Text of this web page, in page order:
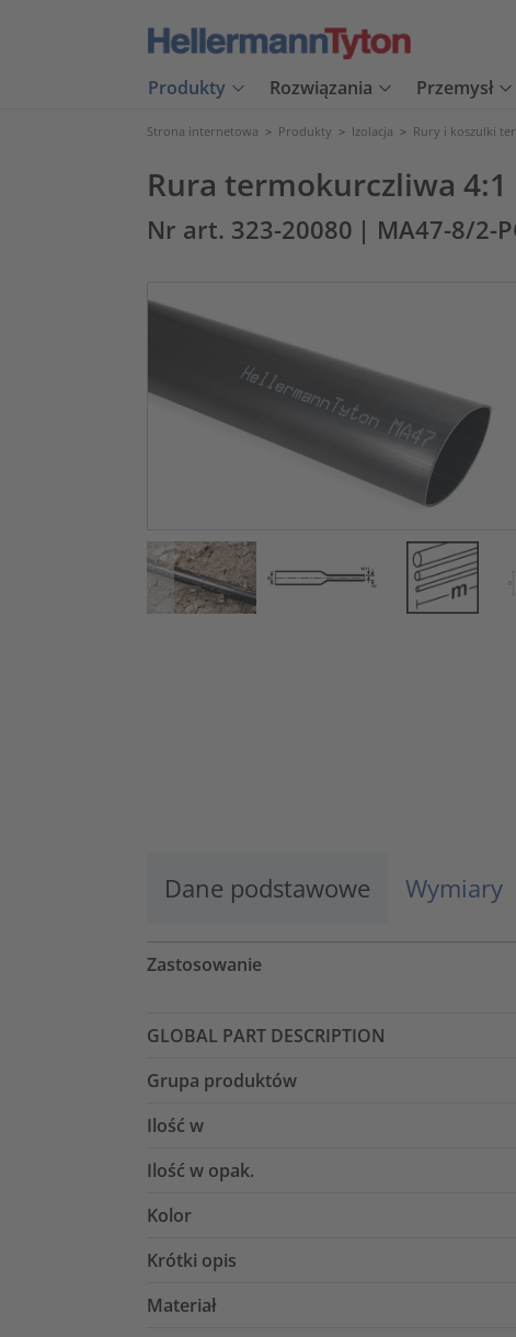
Produkty Rozwiązania Przemysł
Strona internetowa > Produkty > Izolacja > Rury i koszulki
Rura termokurczliwa 4:1
Nr art. 323-20080 | MA47-8/2-
Dane podstawowe Wymiary
Zastosowanie
GLOBAL PART DESCRIPTION
Grupa produktów
Ilość w
Ilość w opak.
Kolor
Krótki opis
Materiał